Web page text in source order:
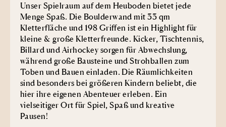
Unser Spielraum auf dem Heuboden bietet jede
Menge Spaß. Die Boulderwand mit 33 qm
Kletterfläche und 198 Griffen ist ein Highlight für
kleine & große Kletterfreunde. Kicker, Tischtennis,
Billard und Airhockey sorgen für Abwechslung,
während große Bausteine und Strohballen zum
Toben und Bauen einladen. Die Räumlichkeiten
sind besonders bei größeren Kindern beliebt, die
hier ihre eigenen Abenteuer erleben. Ein
vielseitiger Ort für Spiel, Spaß und kreative
Pausen!